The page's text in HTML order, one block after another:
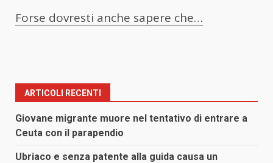
Forse dovresti anche sapere che…
ARTICOLI RECENTI
Giovane migrante muore nel tentativo di entrare a
Ceuta con il parapendio
Ubriaco e senza patente alla guida causa un